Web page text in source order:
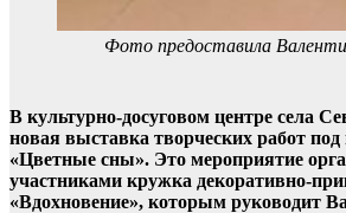
Фото предоставила
В культурно-досуговом центре села
новая выставка творческих работ под
«Цветные сны». Это мероприятие
участниками кружка декоративно-
«Вдохновение», которым руководит